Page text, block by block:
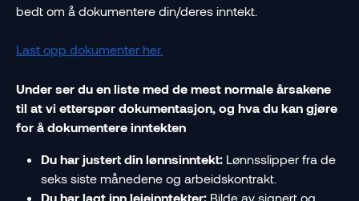
bedt om å dokumentere din/deres inntekt.
Last opp dokumenter her.
Under ser du en liste med de mest normale årsakene
til at vi etterspør dokumentasjon, og hva du kan gjøre
for å dokumentere inntekten
Du har justert din lønnsinntekt: Lønnsslipper fra de
seks siste månedene og arbeidskontrakt.
Du har lagt inn leieinntekter: Bilde av signert og